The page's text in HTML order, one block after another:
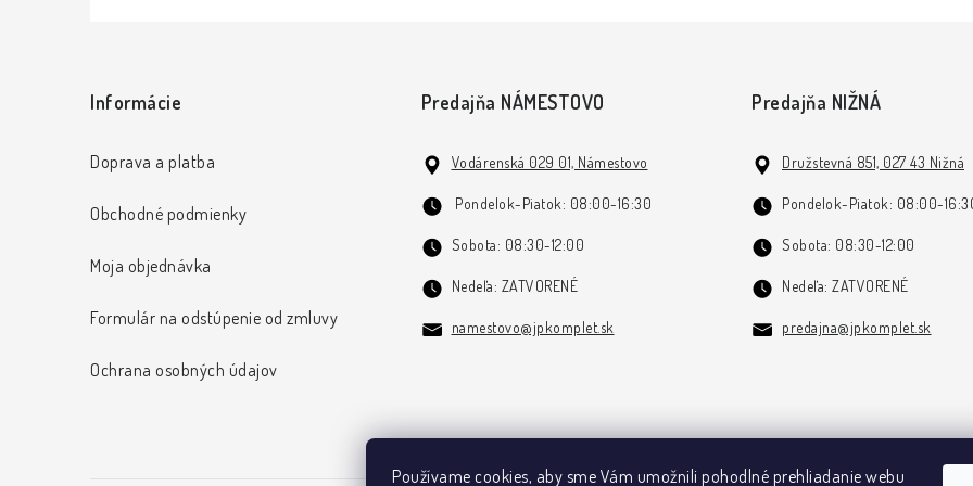
Používame cookies, aby sme Vám umožnili pohodlné prehliadanie webu
Informácie
Doprava a platba
Obchodné podmienky
Moja objednávka
Formulár na odstúpenie od zmluvy
Ochrana osobných údajov
Predajňa NÁMESTOVO
Vodárenská 029 01, Námestovo
Pondelok-Piatok: 08:00-16:30
Sobota: 08:30-12:00
Nedeľa: ZATVORENÉ
namestovo@jpkomplet.sk
Predajňa NIŽNÁ
Družstevná 851, 027 43 Nižná
Pondelok-Piatok: 08:00-
Sobota: 08:30-12:00
Nedeľa: ZATVORENÉ
predajna@jpkomplet.sk